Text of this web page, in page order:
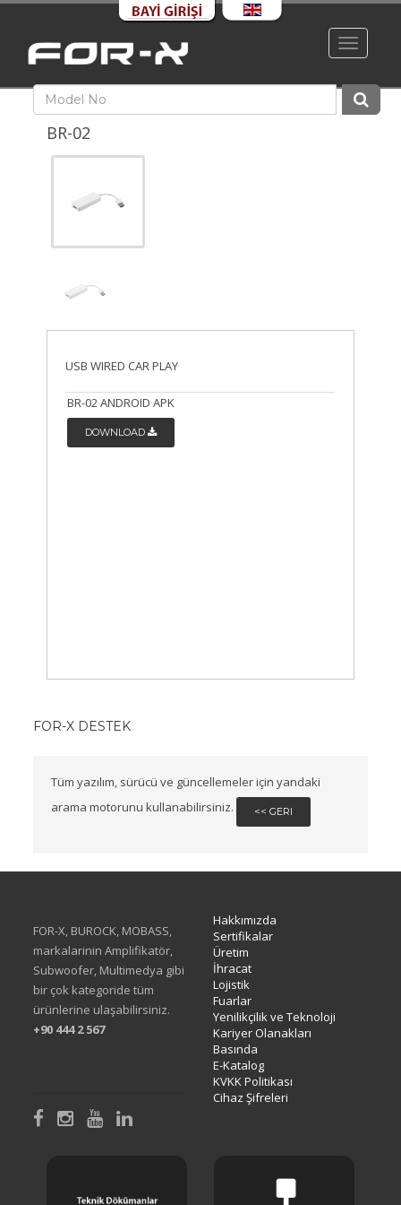
Toggle
BR-02
USB WIRED CAR PLAY
BR-02 ANDROID APK
DOWNLOAD
FOR-X DESTEK
Tüm yazılım, sürücü ve güncellemeler için yandaki
arama motorunu kullanabilirsiniz.
<< GERI
FOR-X, BUROCK, MOBASS,
markalarinin Amplifikatör,
Subwoofer, Multimedya gibi
bir çok kategoride tüm
ürünlerine ulaşabilirsiniz.
+90 444 2 567
Hakkımızda
Sertifikalar
Üretim
İhracat
Lojistik
Fuarlar
Yenilikçilik ve Teknoloji
Kariyer Olanakları
Basında
E-Katalog
KVKK Politikası
Cihaz Şifreleri